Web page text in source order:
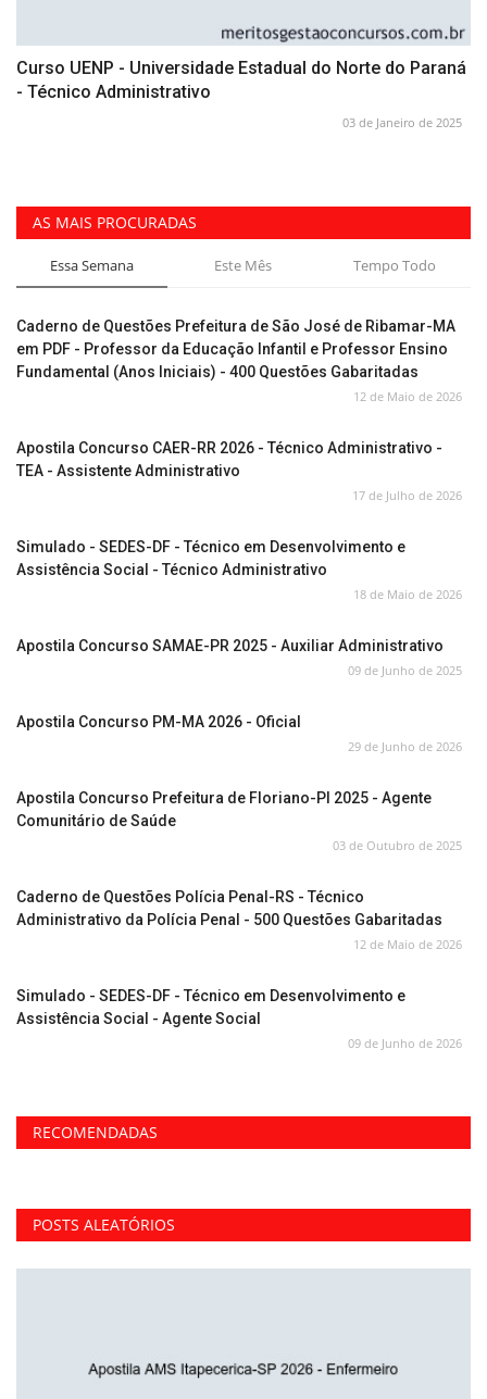
Curso UENP - Universidade Estadual do Norte do Paraná
- Técnico Administrativo
03 de Janeiro de 2025
AS MAIS PROCURADAS
Essa Semana Este Mês Tempo Todo
Caderno de Questões Prefeitura de São José de Ribamar-MA
em PDF - Professor da Educação Infantil e Professor Ensino
Fundamental (Anos Iniciais) - 400 Questões Gabaritadas
12 de Maio de 2026
Apostila Concurso CAER-RR 2026 - Técnico Administrativo -
TEA - Assistente Administrativo
17 de Julho de 2026
Simulado - SEDES-DF - Técnico em Desenvolvimento e
Assistência Social - Técnico Administrativo
18 de Maio de 2026
Apostila Concurso SAMAE-PR 2025 - Auxiliar Administrativo
09 de Junho de 2025
Apostila Concurso PM-MA 2026 - Oficial
29 de Junho de 2026
Apostila Concurso Prefeitura de Floriano-PI 2025 - Agente
Comunitário de Saúde
03 de Outubro de 2025
Caderno de Questões Polícia Penal-RS - Técnico
Administrativo da Polícia Penal - 500 Questões Gabaritadas
12 de Maio de 2026
Simulado - SEDES-DF - Técnico em Desenvolvimento e
Assistência Social - Agente Social
09 de Junho de 2026
RECOMENDADAS
POSTS ALEATÓRIOS